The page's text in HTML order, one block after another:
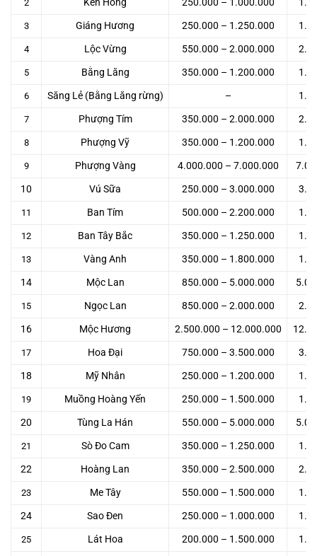
2 Kèn Hồng 250.000 – 1.000.000
3 Giáng Hương 250.000 – 1.250.000
4 Lộc Vừng 550.000 – 2.000.000
5 Bằng Lăng 350.000 – 1.200.000
6 Săng Lẻ (Bằng Lăng rừng) –
7 Phượng Tím 350.000 – 2.000.000
8 Phượng Vỹ 350.000 – 1.200.000
9 Phượng Vàng 4.000.000 – 7.000.000
10
Vú Sữa 250.000 – 3.000.000
11 Ban Tím 500.000 – 2.200.000
12 Ban Tây Bắc 350.000 – 1.250.000
13 Vàng Anh 350.000 – 1.800.000
14
Mộc Lan 850.000 – 5.000.000
15 Ngọc Lan 850.000 – 2.000.000
16
Mộc Hương 2.500.000 – 12.000.000
17 Hoa Đại 750.000 – 3.500.000
18
Mỹ Nhân 250.000 – 1.200.000
19 Muồng Hoàng Yến 250.000 – 1.500.000
20
Tùng La Hán 550.000 – 5.000.000
21 Sò Đo Cam 350.000 – 1.250.000
22
Hoàng Lan 350.000 – 2.500.000
23 Me Tây 550.000 – 1.500.000
24
Sao Đen 250.000 – 1.000.000
25 Lát Hoa 200.000 – 1.500.000